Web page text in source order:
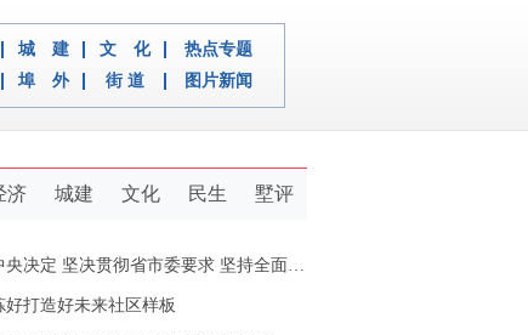
城 建 文 化
热点专题
埠 外 街 道 图片新闻
济 城建 文化 民生 墅评
决贯彻省市委要求 坚持全面从严治党推动新拱墅经济社会又好又快发展
好打造好未来社区样板